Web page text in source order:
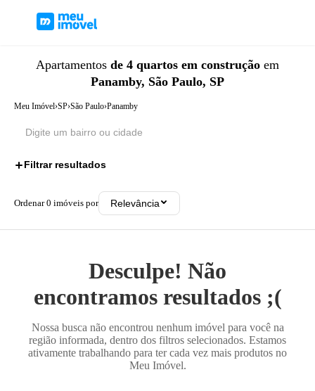
Apartamentos de 4 quartos em construção em
Panamby, São Paulo, SP
Meu Imóvel›SP›São Paulo›Panamby
Filtrar resultados
Ordenar0 imóveis por Relevância
Desculpe! Não
encontramos resultados ;(
Nossa busca não encontrou nenhum imóvel para você na
região informada, dentro dos filtros selecionados. Estamos
ativamente trabalhando para ter cada vez mais produtos no
Meu Imóvel.